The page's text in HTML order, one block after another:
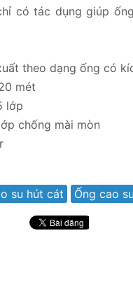
có tác dụng giúp
theo dạng ống có
mét
lớp
chống mài mòn
su hút cát Ống cao